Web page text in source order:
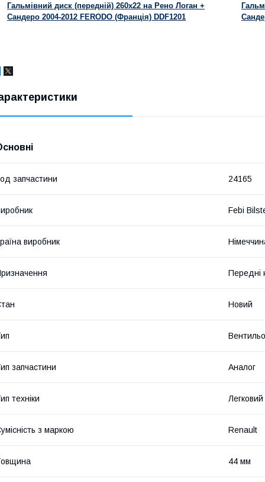
Гальмівний диск (передній) 260х22 на Рено Логан +
Сандеро 2004-2012 FERODO (Франція) DDF1201
запчастини 24165
Febi
виробник
Передні
Новий
запчастини Аналог
техніки
з маркою Renault
44 мм